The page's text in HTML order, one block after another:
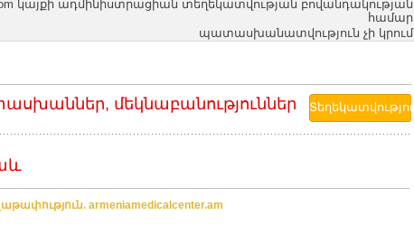
կայքի ադմինիստրացիան տեղեկատվության բովանդակության
համար
պատասխանատվություն չի կրում
մեկնաբանություններ
armeniamedicalcenter.am